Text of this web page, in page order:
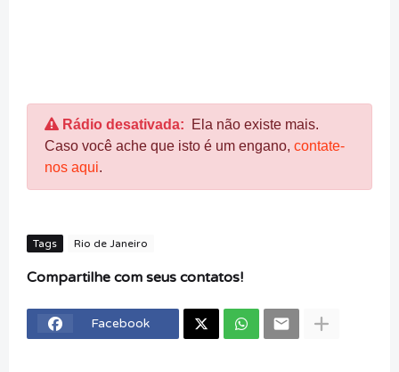
Rádio desativada: Ela não existe mais.
Caso você ache que isto é um engano, contate-
nos aqui.
Tags Rio de Janeiro
Compartilhe com seus contatos!
Facebook